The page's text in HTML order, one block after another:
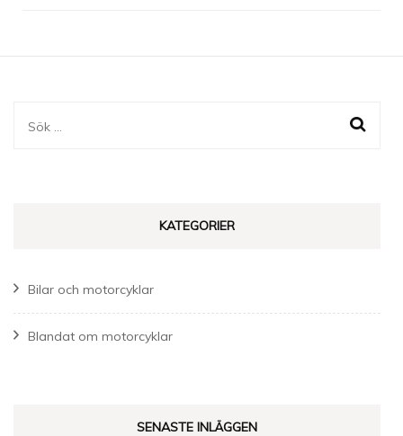
Sök
KATEGORIER
Bilar och motorcyklar
Blandat om motorcyklar
SENASTE INLÄGGEN